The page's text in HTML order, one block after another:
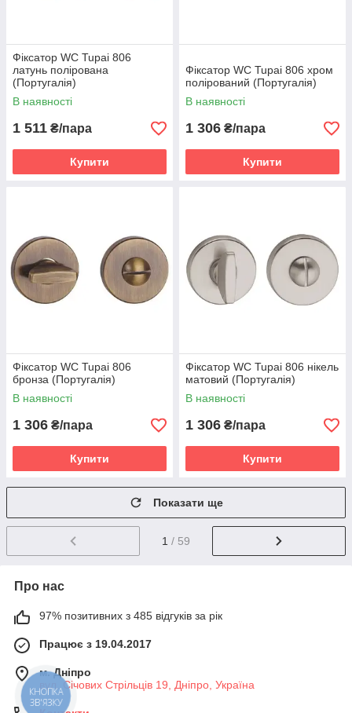
Фіксатор WC Tupai 806
латунь полірована
(Португалія)
В наявності
1 511 ₴/пара
Купити
Фіксатор WC Tupai 806 хром
полірований (Португалія)
В наявності
1 306 ₴/пара
Купити
Фіксатор WC Tupai 806
бронза (Португалія)
В наявності
1 306 ₴/пара
Купити
Фіксатор WC Tupai 806 нікель
матовий (Португалія)
В наявності
1 306 ₴/пара
Купити
Показати ще
1 / 59
Про нас
97% позитивних з 485 відгуків за рік
Працює з 19.04.2017
м. Дніпро
вул. Січових Стрільців 19, Дніпро, Україна
КНОПКА
ЗВ'ЯЗКУ